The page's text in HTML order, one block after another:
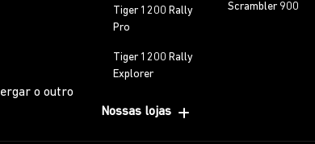
o outro
Tiger 1200 Rally
Pro
Tiger 1200 Rally
Explorer
Scrambler 900
Nossas lojas